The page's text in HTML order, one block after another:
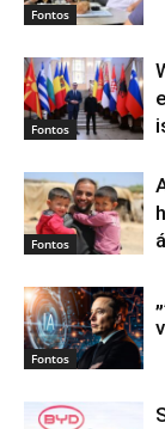
Fontos
Fontos
Fontos
Fontos